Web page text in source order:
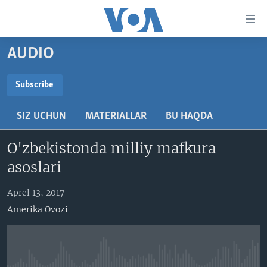
boring
Boshiga
Qidiruvga
AMERIKA
VATANDOSHLAR
MULTIMEDIA
AMERIKA MANZARALARI
XALQARO HAYOT
IJTIMOIY TARMOQLAR
FACEBOOK
INGLIZ TILI DARSLARI
AUDIO
Subscribe
SIZ UCHUN MATERIALLAR BU HAQDA
O'zbekistonda milliy mafkura
asoslari
Aprel 13, 2017
Amerika Ovozi